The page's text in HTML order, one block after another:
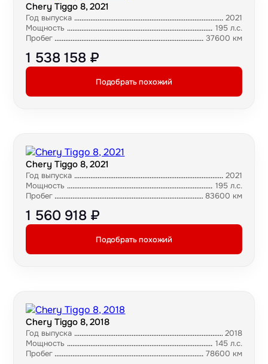
Chery Tiggo 8, 2021
Год выпуска
2021
Мощность
195 л.с.
Пробег
37600 км
1 538 158 ₽
Подобрать похожий
Chery Tiggo 8, 2021
Год выпуска
2021
Мощность
195 л.с.
Пробег
83600 км
1 560 918 ₽
Подобрать похожий
Chery Tiggo 8, 2018
Год выпуска
2018
Мощность
145 л.с.
Пробег
78600 км